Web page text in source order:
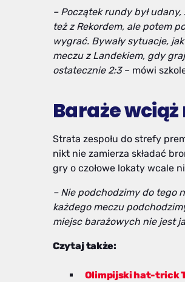
– Początek rundy był
też z Rekordem, ale potem
wygrać. Bywały sytuacje,
meczu z Landekiem, gdy
ostatecznie 2:3– mówi
Baraże
Strata zespołu do strefy
nikt nie zamierza składać
gry o czołowe lokaty wcale
– Nie podchodzimy do tego
każdego meczu
miejsc barażowych nie jest
Czytaj także:
Olimpijski hat-trick